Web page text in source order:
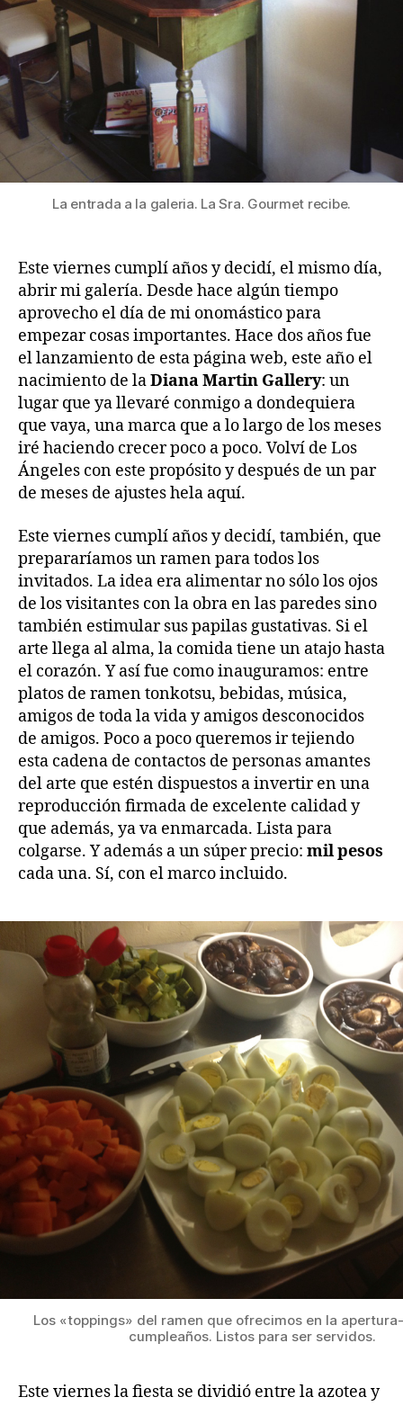
La entrada a la galeria. La Sra. Gourmet recibe.
Este viernes cumplí años y decidí, el mismo día,
abrir mi galería. Desde hace algún tiempo
aprovecho el día de mi onomástico para
empezar cosas importantes. Hace dos años fue
el lanzamiento de esta página web, este año el
nacimiento de laDiana Martin Gallery: un
lugar que ya llevaré conmigo a dondequiera
que vaya, una marca que a lo largo de los meses
iré haciendo crecer poco a poco. Volví de Los
Ángeles con este propósito y después de un par
de meses de ajustes hela aquí.
Este viernes cumplí años y decidí, también, que
prepararíamos un ramen para todos los
invitados. La idea era alimentar no sólo los ojos
de los visitantes con la obra en las paredes sino
también estimular sus papilas gustativas. Si el
arte llega al alma, la comida tiene un atajo hasta
el corazón. Y así fue como inauguramos: entre
platos de ramen tonkotsu, bebidas, música,
amigos de toda la vida y amigos desconocidos
de amigos. Poco a poco queremos ir tejiendo
esta cadena de contactos de personas amantes
del arte que estén dispuestos a invertir en una
reproducción firmada de excelente calidad y
que además, ya va enmarcada. Lista para
colgarse. Y además a un súper precio: mil pesos
cada una. Sí, con el marco incluido.
Los «toppings» del ramen que ofrecimos en la
cumpleaños. Listos para ser servidos.
Este viernes la fiesta se dividió entre la azotea y